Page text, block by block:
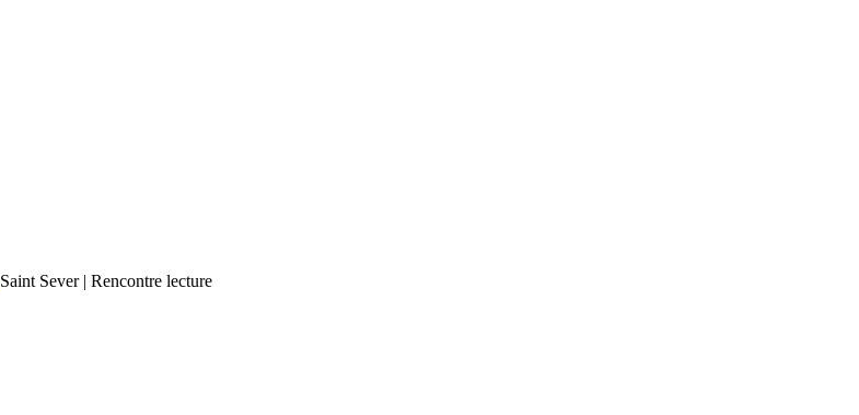
Saint Sever | Rencontre lecture